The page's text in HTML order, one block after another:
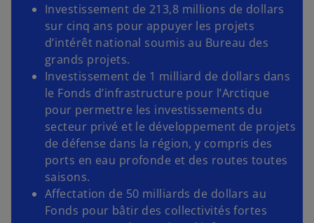
Investissement de 213,8 millions de dollars
sur cinq ans pour appuyer les projets
d’intérêt national soumis au Bureau des
grands projets.
Investissement de 1 milliard de dollars dans
le Fonds d’infrastructure pour l’Arctique
pour permettre les investissements du
secteur privé et le développement de projets
de défense dans la région, y compris des
ports en eau profonde et des routes toutes
saisons.
Affectation de 50 milliards de dollars au
Fonds pour bâtir des collectivités fortes